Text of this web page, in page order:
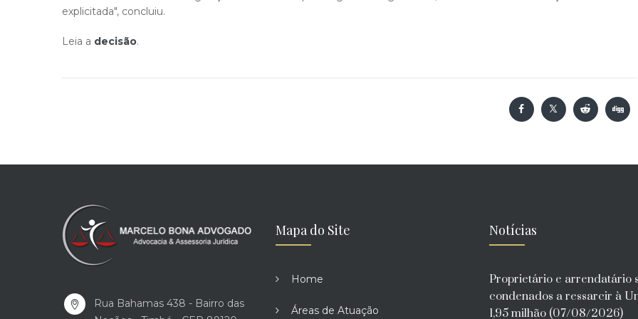
explicitada", concluiu.
Leia a decisão.​
Rua Bahamas 438 - Bairro das
Mapa do Site
Home
Áreas de Atuação
Notícias
Proprietário e arrendatário
condenados a ressarcir à
1,95 milhão (07/08/2026)